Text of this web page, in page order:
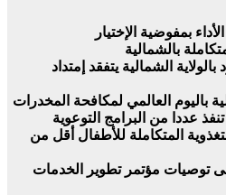
بمفوضية الإختيار
بالشمالية
الشمالية يتفقد إمتداد
باليوم العالمي لمكافحة المخدرات
عددا من البرامج التوعوية
المتكاملة للأطفال أقل من
توصيات مؤتمر تطوير الخدمات